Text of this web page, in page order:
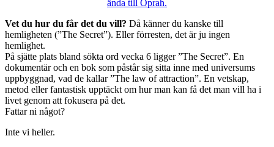
Vet du hur du får det du vill? Då känner du kanske till
hemligheten (”The Secret”). Eller förresten, det är ju ingen
hemlighet.
På sjätte plats bland sökta ord vecka 6 ligger ”The Secret”. En
dokumentär och en bok som påstår sig sitta inne med universums
uppbyggnad, vad de kallar ”The law of attraction”. En vetskap,
metod eller fantastisk upptäckt om hur man kan få det man vill ha i
livet genom att fokusera på det.
Fattar ni något?
Inte vi heller.